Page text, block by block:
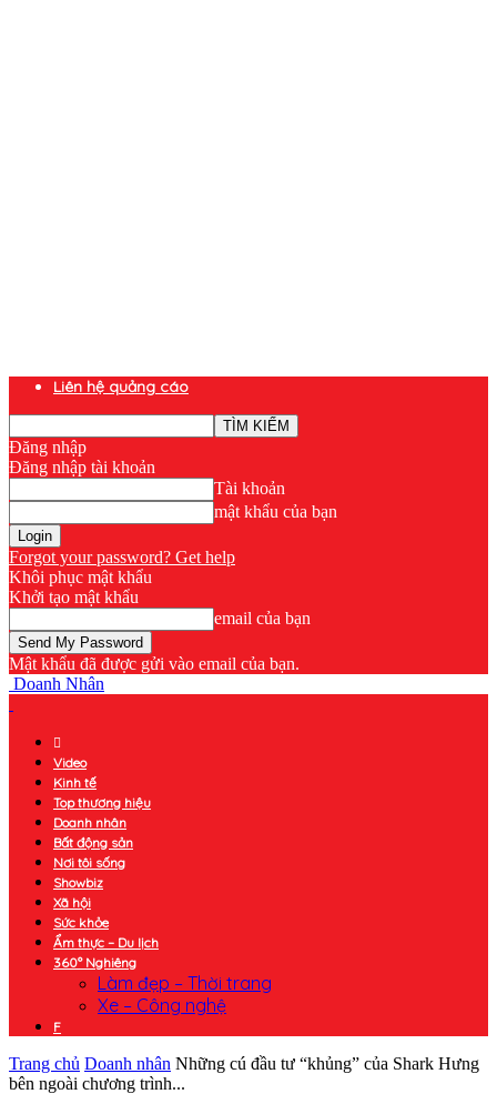
Liên hệ quảng cáo
Đăng nhập
Đăng nhập tài khoản
Tài khoản
mật khẩu của bạn
Forgot your password? Get help
Khôi phục mật khẩu
Khởi tạo mật khẩu
email của bạn
Mật khẩu đã được gửi vào email của bạn.
Doanh Nhân
Video
Kinh tế
Top thương hiệu
Doanh nhân
Bất động sản
Nơi tôi sống
Showbiz
Xã hội
Sức khỏe
Ẩm thực – Du lịch
360° Nghiêng
Làm đẹp – Thời trang
Xe – Công nghệ
F
Trang chủ Doanh nhân Những cú đầu tư “khủng” của Shark Hưng
bên ngoài chương trình...